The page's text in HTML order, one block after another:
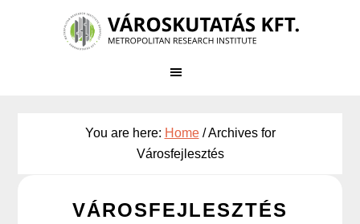
You are here: Home /Archives for
Városfejlesztés
VÁROSFEJLESZTÉS